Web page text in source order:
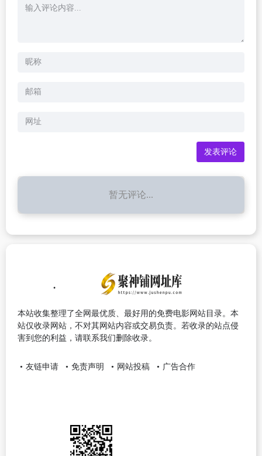
暂无评论...
本站收集整理了全网最优质、最好用的免费电影网站目录。本
站仅收录网站，不对其网站内容或交易负责。若收录的站点侵
害到您的利益，请联系我们删除收录。
友链申请 免责声明 网站投稿 广告合作